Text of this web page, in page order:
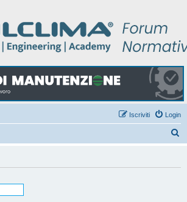
Login
Iscriviti